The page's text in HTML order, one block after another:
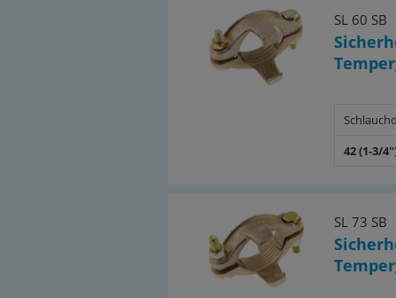
SL 60 SB
42 (1-3/
SL 73 SB